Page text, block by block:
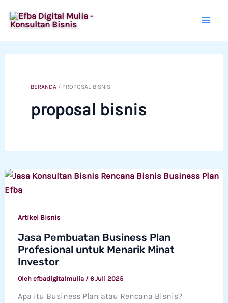
ke
BERANDA / PROPOSAL BISNIS
proposal bisnis
Artikel Bisnis
Jasa Pembuatan Business Plan
Profesional untuk Menarik Minat
Investor
Oleh efbadigitalmulia / 6 Juli 2025
Apa itu Business Plan atau Rencana Bisnis?